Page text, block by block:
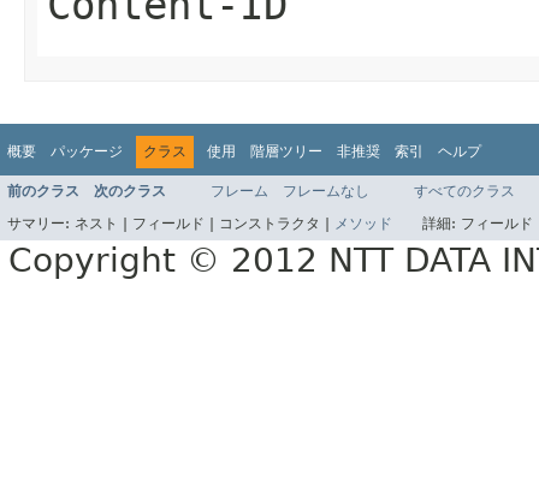
概要 パッケージ クラス 使用 階層ツリー 非推奨 索引 ヘルプ
前のクラス 次のクラス フレーム フレームなし
すべてのクラス
サマリー: ネスト | フィールド | コンストラクタ | メソッド 詳細: フィール
Copyright © 2012 NTT DATA